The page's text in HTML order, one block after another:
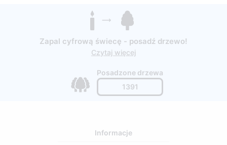
Zapal cyfrową świecę - posadź drzewo!
Czytaj więcej
Posadzone drzewa
1391
Informacje